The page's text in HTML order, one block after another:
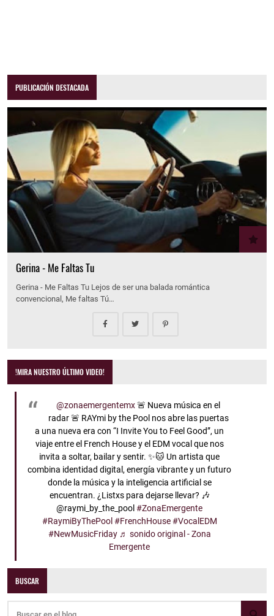
PUBLICACIÓN DESTACADA
Gerina - Me Faltas Tu
Gerina - Me Faltas Tu Lejos de ser una balada romántica
convencional, Me faltas Tú…
!MIRA NUESTRO ÚLTIMO VIDEO!
@zonaemergentemx🚨 Nueva música en el
radar 🚨 RAYmi by the Pool nos abre las puertas
a una nueva era con “I Invite You to Feel Good”, un
viaje entre el French House y el EDM vocal que nos
invita a soltar, bailar y sentir. ✨🐱 Un artista que
combina identidad digital, energía vibrante y un futuro
donde la música y la inteligencia artificial se
encuentran. ¿Listxs para dejarse llevar? 🎶
@raymi_by_the_pool#ZonaEmergente
#RaymiByThePool #FrenchHouse #VocalEDM
#NewMusicFriday ♬ sonido original - Zona
Emergente
BUSCAR